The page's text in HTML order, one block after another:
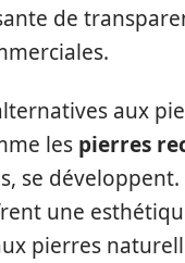
de
aux
les pierres
se développent.
une
pierres